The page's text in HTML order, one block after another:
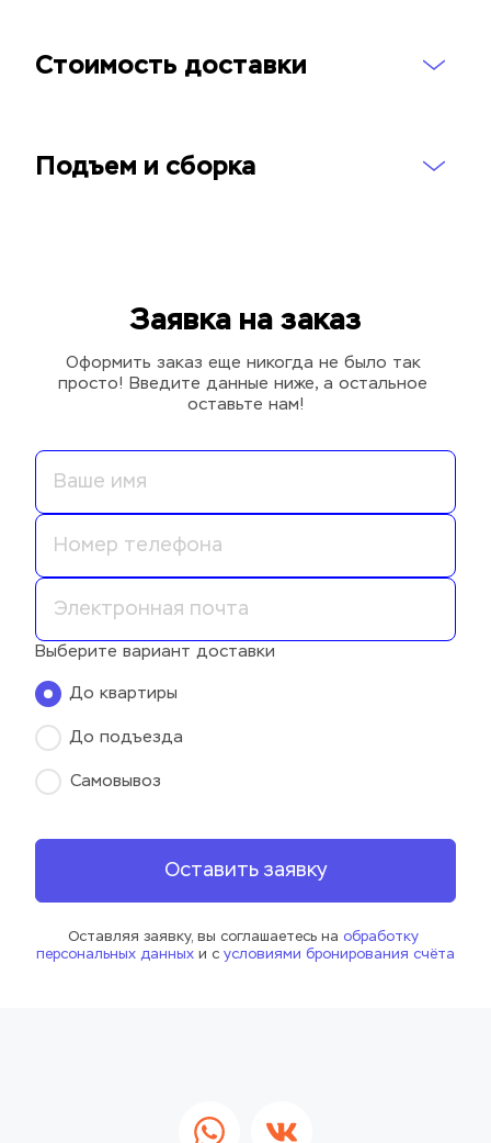
Стоимость доставки
Подъем и сборка
Заявка на заказ
Оформить заказ еще никогда не было так
просто! Введите данные ниже, а остальное
оставьте нам!
Выберите вариант доставки
До квартиры
До подъезда
Самовывоз
Оставить заявку
Оставляя заявку, вы соглашаетесь на обработку
персональных данных и с условиями бронирования счёта